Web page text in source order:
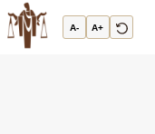
Արդարադատության
Ակադեմիա
A- A+